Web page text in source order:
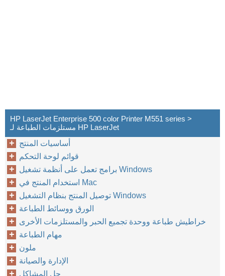
HP LaserJet Enterprise 500 color Printer M551 series >
مستلزمات الطباعة لـ HP LaserJet
أساسيات المنتج
قوائم لوحة التحكم
برامج تعمل على أنظمة تشغيل Windows
استخدام المنتج في Mac
توصيل المنتج بنظام التشغيل Windows
الورق ووسائط الطباعة
خراطيش طباعة ووحدة تجميع الحبر والمستلزمات الأخرى
مهام الطباعة
ملون
الإدارة والصيانة
حل المشاكل